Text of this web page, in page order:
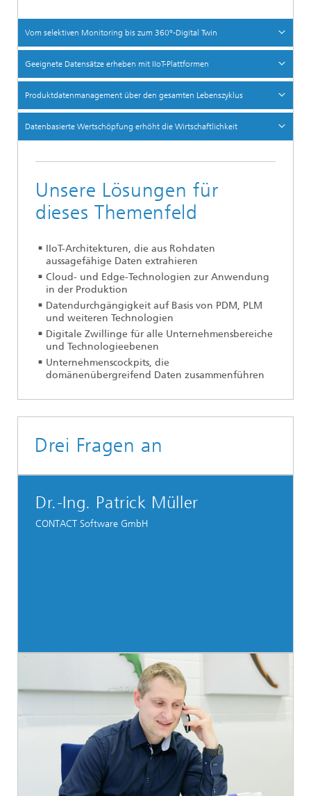
Vom selektiven Monitoring bis zum 360°-Digital Twin
Geeignete Datensätze erheben mit IIoT-Plattformen
Produktdatenmanagement über den gesamten Lebenszyklus
Datenbasierte Wertschöpfung erhöht die Wirtschaftlichkeit
Unsere Lösungen für
dieses Themenfeld
IIoT-Architekturen, die aus Rohdaten
aussagefähige Daten extrahieren
Cloud- und Edge-Technologien zur Anwendung
in der Produktion
Datendurchgängigkeit auf Basis von PDM, PLM
und weiteren Technologien
Digitale Zwillinge für alle Unternehmensbereiche
und Technologieebenen
Unternehmenscockpits, die
domänenübergreifend Daten zusammenführen
Drei Fragen an
Dr.-Ing. Patrick Müller
CONTACT Software GmbH